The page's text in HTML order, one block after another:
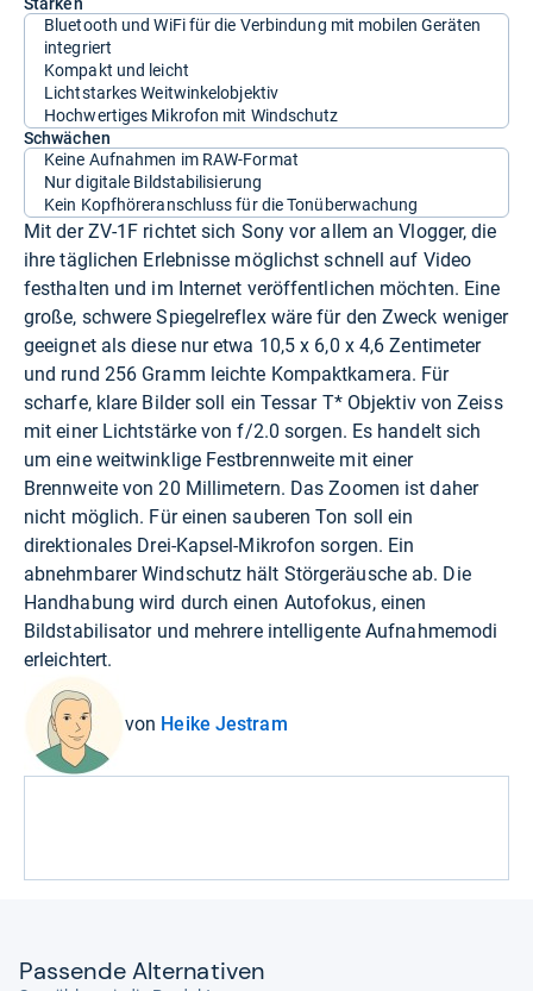
Bluetooth und WiFi für die Verbindung mit mobilen Geräten
integriert
Kompakt und leicht
Lichtstarkes Weitwinkelobjektiv
Hochwertiges Mikrofon mit Windschutz
Schwächen
Keine Aufnahmen im RAW-Format
Nur digitale Bildstabilisierung
Kein Kopfhöreranschluss für die Tonüberwachung
Mit der ZV-1F richtet sich Sony vor allem an Vlogger, die
ihre täglichen Erlebnisse möglichst schnell auf Video
festhalten und im Internet veröffentlichen möchten. Eine
große, schwere Spiegelreflex wäre für den Zweck weniger
geeignet als diese nur etwa 10,5 x 6,0 x 4,6 Zentimeter
und rund 256 Gramm leichte Kompaktkamera. Für
scharfe, klare Bilder soll ein Tessar T* Objektiv von Zeiss
mit einer Lichtstärke von f/2.0 sorgen. Es handelt sich
um eine weitwinklige Festbrennweite mit einer
Brennweite von 20 Millimetern. Das Zoomen ist daher
nicht möglich. Für einen sauberen Ton soll ein
direktionales Drei-Kapsel-Mikrofon sorgen. Ein
abnehmbarer Windschutz hält Störgeräusche ab. Die
Handhabung wird durch einen Autofokus, einen
Bildstabilisator und mehrere intelligente Aufnahmemodi
erleichtert.
von Heike Jestram
Pas­sende Alter­na­ti­ven